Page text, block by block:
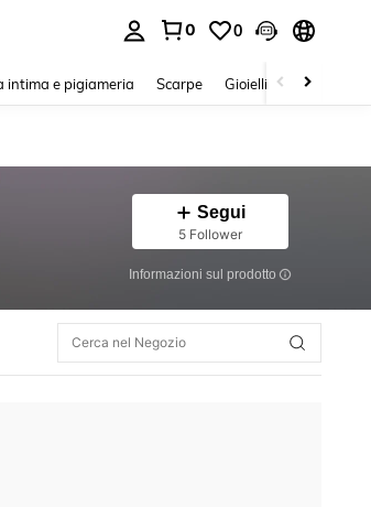
0 0
intima e pigiameria Scarpe Gioielli E Accessori
Segui
5 Follower
Informazioni sul prodotto